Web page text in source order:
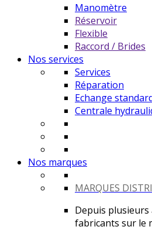
Manomètre
Réservoir
Flexible
Raccord / Brides
Nos services
Services
Réparation
Echange
Centrale
Nos marques
MARQUES
Depuis
fabricants sur le